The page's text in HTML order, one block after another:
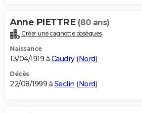
Anne PIETTRE (80 ans)
Créer une cagnotte obsèques
Naissance
13/04/1919 à Caudry(Nord)
Décès
22/08/1999 à Seclin (Nord)